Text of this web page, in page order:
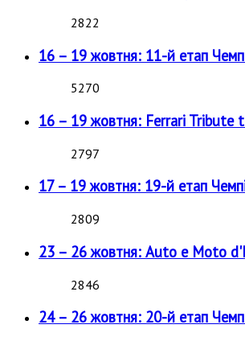
2822
16 – 19 жовтня: 11-й етап
5270
16 – 19 жовтня: Ferrari Tribute
2797
17 – 19 жовтня: 19-й етап
2809
23 – 26 жовтня: Auto e Moto
2846
24 – 26 жовтня: 20-й етап